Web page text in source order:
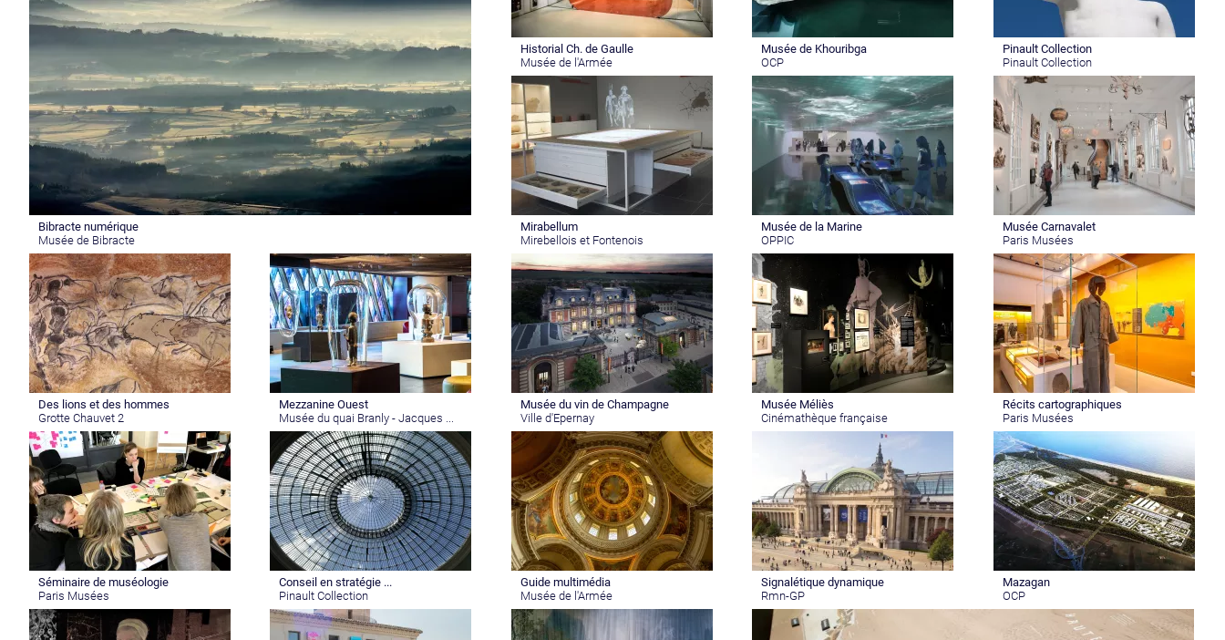
Bibracte numérique
Musée de Bibracte
Historial Ch. de Gaulle
Musée de l'Armée
Musée de Khouribga
OCP
Pinault Collection
Pinault Collection
Mirabellum
Mirebellois et Fontenois
Musée de la Marine
OPPIC
Musée Carnavalet
Paris Musées
Des lions et des hommes
Grotte Chauvet 2
Mezzanine Ouest
Musée du quai Branly - Jacques ...
Musée du vin de Champagne
Ville d'Epernay
Musée Méliès
Cinémathèque française
Récits cartographiques
Paris Musées
Séminaire de muséologie
Paris Musées
Conseil en stratégie ...
Pinault Collection
Guide multimédia
Musée de l'Armée
Signalétique dynamique
Rmn-GP
Mazagan
OCP